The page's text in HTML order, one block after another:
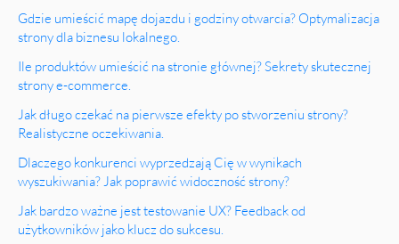
Gdzie umieścić mapę dojazdu i godziny otwarcia? Optymalizacja
strony dla biznesu lokalnego.
Ile produktów umieścić na stronie głównej? Sekrety skutecznej
strony e-commerce.
Jak długo czekać na pierwsze efekty po stworzeniu strony?
Realistyczne oczekiwania.
Dlaczego konkurenci wyprzedzają Cię w wynikach
wyszukiwania? Jak poprawić widoczność strony?
Jak bardzo ważne jest testowanie UX? Feedback od
użytkowników jako klucz do sukcesu.